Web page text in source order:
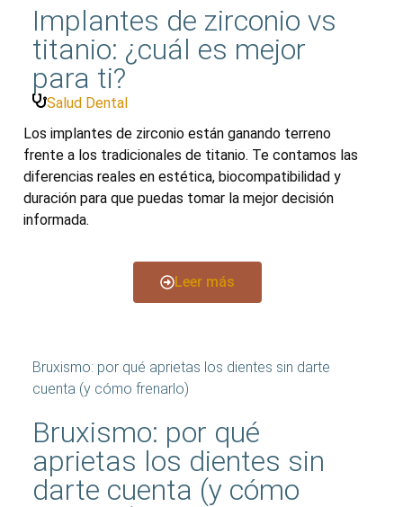
Implantes de zirconio vs
titanio: ¿cuál es mejor
para ti?
Salud Dental
Los implantes de zirconio están ganando terreno
frente a los tradicionales de titanio. Te contamos las
diferencias reales en estética, biocompatibilidad y
duración para que puedas tomar la mejor decisión
informada.
Leer más
Bruxismo: por qué aprietas los dientes sin darte
cuenta (y cómo frenarlo)
Bruxismo: por qué
aprietas los dientes sin
darte cuenta (y cómo